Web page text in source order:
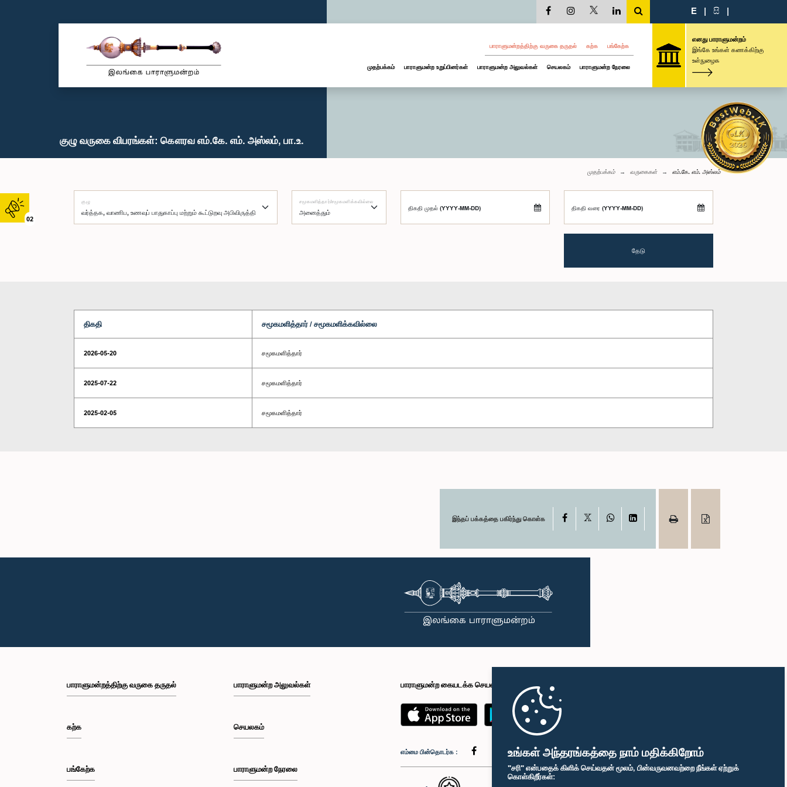
உங்கள் அந்தரங்கத்தை நாம் மதிக்கிறோம்
"சரி" என்பதைக் கிளிக் செய்வதன் மூலம், பின்வருவனவற்றை நீங்கள் ஏற்றுக்
கொள்கிறீர்கள்:
02
E | සි |
பாராளுமன்றத்திற்கு வருகை தருதல் கற்க பங்கேற்க
முதற்பக்கம் பாராளுமன்ற உறுப்பினர்கள் பாராளுமன்ற அலுவல்கள் செயலகம் பாராளுமன்ற நேரலை
எனது பாராளுமன்றம்
இங்கே உங்கள் கணக்கிற்கு
உள்நுழைக
குழு வருகை விபரங்கள்: கௌரவ எம்.கே. எம். அஸ்லம், பா.உ.
முதற்பக்கம் வருகைகள் எம்.கே. எம். அஸ்லம்
குழு சமூகமளித்தார்/சமூகமளிக்கவில்லை
திகதி முதல் (YYYY-MM-DD) திகதி வரை (YYYY-MM-DD)
தேடு
திகதி சமூகமளித்தார் / சமூகமளிக்கவில்லை
2026-05-20 சமூகமளித்தார்
2025-07-22 சமூகமளித்தார்
2025-02-05 சமூகமளித்தார்
இந்தப் பக்கத்தை பகிர்ந்து கொள்க Facebook WhatsAppLinkedIn
பாராளுமன்றத்திற்கு வருகை தருதல்
கற்க
பங்கேற்க
பாராளுமன்ற அலுவல்கள்
செயலகம்
பாராளுமன்ற நேரலை
பாராளுமன்ற கையடக்க செயலி
எம்மை பின்தொடர்க :